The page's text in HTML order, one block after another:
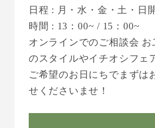
日程 : 月・水・金・土・日
時間 : 13：00~ / 15：00~
オンラインでのご相談会
のスタイルやイチオシフ
ご希望のお日にちでまずは
せくださいませ！